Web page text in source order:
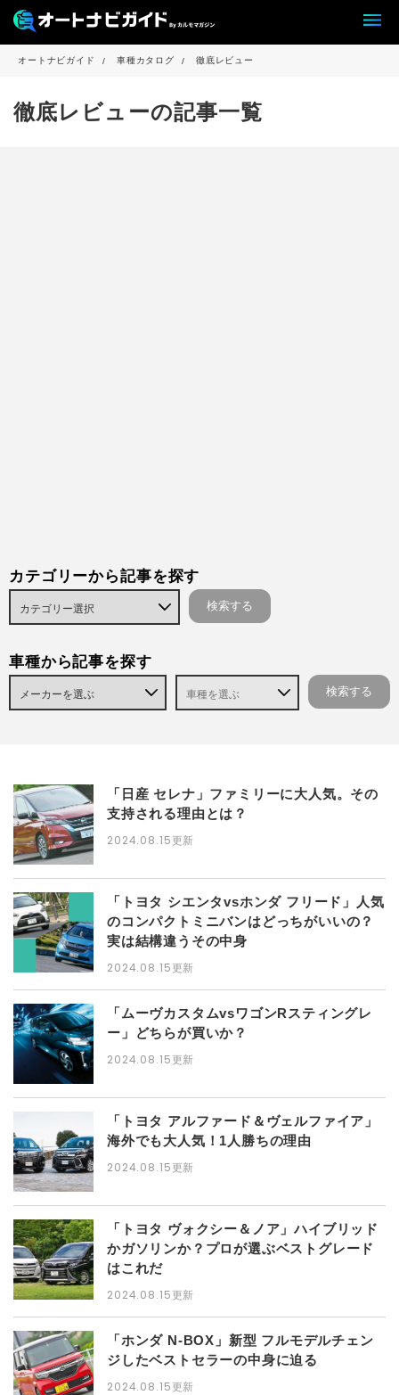
オートナビガイド 車種カタログ 徹底レビュー
徹底レビューの記事一覧
カテゴリーから記事を探す
車種から記事を探す
「日産 セレナ」ファミリーに大人気。その
支持される理由とは？
2024.08.15更新
「トヨタ シエンタvsホンダ フリード」人気
のコンパクトミニバンはどっちがいいの？
実は結構違うその中身
2024.08.15更新
「ムーヴカスタムvsワゴンRスティングレ
ー」どちらが買いか？
2024.08.15更新
「トヨタ アルファード＆ヴェルファイア」
海外でも大人気！1人勝ちの理由
2024.08.15更新
「トヨタ ヴォクシー＆ノア」ハイブリッド
かガソリンか？プロが選ぶベストグレード
はこれだ
2024.08.15更新
「ホンダ N-BOX」新型 フルモデルチェン
ジしたベストセラーの中身に迫る
2024.08.15更新